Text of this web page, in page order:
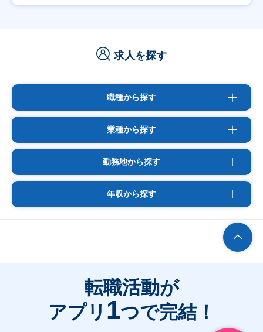
求人を探す
職種から探す
業種から探す
勤務地から探す
年収から探す
転職活動が
アプリ 1つで完結！